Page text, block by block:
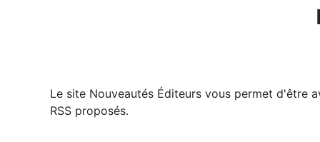
Le site Nouveautés Éditeurs vous permet d'être
RSS proposés.